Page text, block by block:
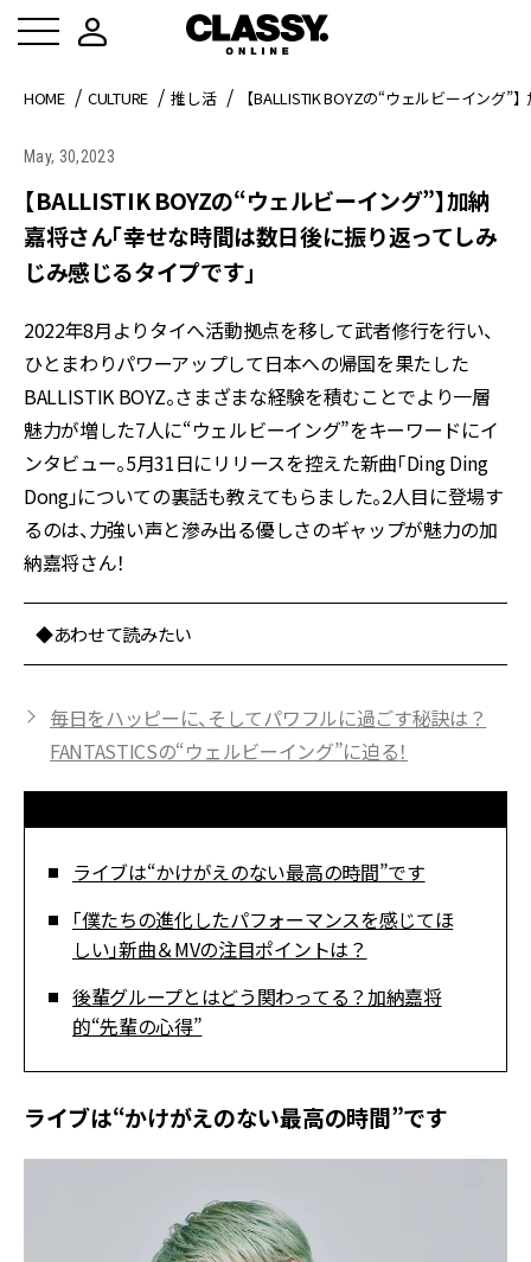
HOME CULTURE 推し活 【BALLISTIK BOYZの“ウェルビーイング
May, 30,2023
【BALLISTIK BOYZの“ウェルビーイング”】加納
嘉将さん「幸せな時間は数日後に振り返ってしみ
じみ感じるタイプです」
2022年8月よりタイへ活動拠点を移して武者修行を行い、
ひとまわりパワーアップして日本への帰国を果たした
BALLISTIK BOYZ。さまざまな経験を積むことでより一層
魅力が増した7人に“ウェルビーイング”をキーワードにイ
ンタビュー。5月31日にリリースを控えた新曲「Ding Ding
Dong」についての裏話も教えてもらました。2人目に登場す
るのは、力強い声と滲み出る優しさのギャップが魅力の加
納嘉将さん！
◆あわせて読みたい
毎日をハッピーに、そしてパワフルに過ごす秘訣は？
FANTASTICSの“ウェルビーイング”に迫る！
ライブは“かけがえのない最高の時間”です
「僕たちの進化したパフォーマンスを感じてほ
しい」新曲＆MVの注目ポイントは？
後輩グループとはどう関わってる？加納嘉将
的“先輩の心得”
ライブは“かけがえのない最高の時間”です